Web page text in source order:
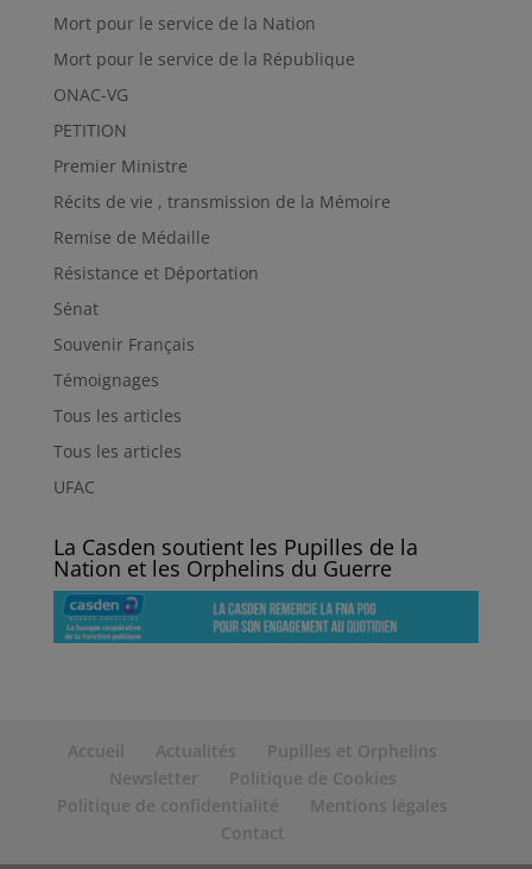
Mort pour le service de la Nation
Mort pour le service de la République
ONAC-VG
PETITION
Premier Ministre
Récits de vie , transmission de la Mémoire
Remise de Médaille
Résistance et Déportation
Sénat
Souvenir Français
Témoignages
Tous les articles
Tous les articles
UFAC
La Casden soutient les Pupilles de la
Nation et les Orphelins du Guerre
Accueil Actualités
Pupilles et Orphelins
Newsletter
Politique de Cookies
Politique de confidentialité
Mentions légales
Contact